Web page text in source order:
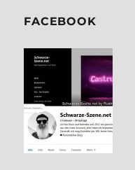
FACE­BOOK